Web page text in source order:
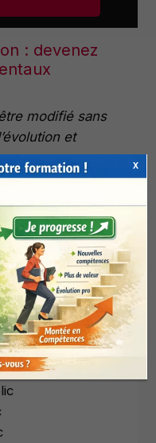
: devenez
modifié sans
et
de
de
X